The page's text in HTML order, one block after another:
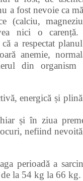
a fost nevoie ca
(calciu,
nici o
a respectat
anemie,
din organism
energică și
și în ziua
nefiind
perioadă a
la 54 kg la 66 kg.